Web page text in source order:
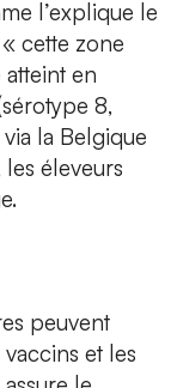
l’explique le
cette zone
en
8,
la Belgique
éleveurs
peuvent
et les